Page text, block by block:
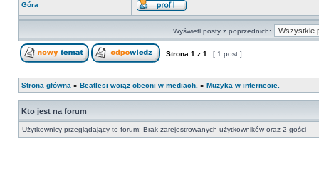
Góra
Wyświetl posty z poprzednich:
Strona 1 z 1 [ 1 post ]
Strona główna » Beatlesi wciąż obecni w mediach. » Muzyka w internecie.
Kto jest na forum
Użytkownicy przeglądający to forum: Brak zarejestrowanych użytkowników oraz 2 gości